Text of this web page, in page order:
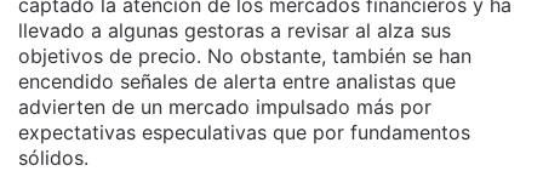
llevado a algunas gestoras a revisar al alza sus
objetivos de precio. No obstante, también se han
encendido señales de alerta entre analistas que
advierten de un mercado impulsado más por
expectativas especulativas que por fundamentos
sólidos.